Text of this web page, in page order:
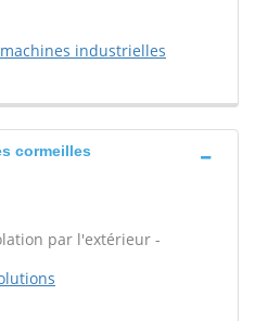
industrielles
cormeilles
par l'extérieur -